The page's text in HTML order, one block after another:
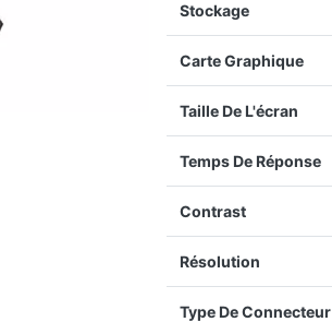
Stockage
Carte Graphique
Taille De L'écran
Temps De Réponse
Contrast
Résolution
Type De Connecteur